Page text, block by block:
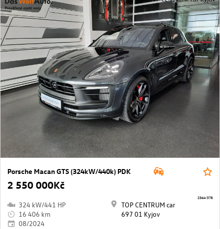
Porsche Macan GTS (324kW/440k) PDK
2 550 000Kč
324 kW/441 HP
16 406 km
08/2024
TOP CENTRUM car
697 01 Kyjov
2364/378